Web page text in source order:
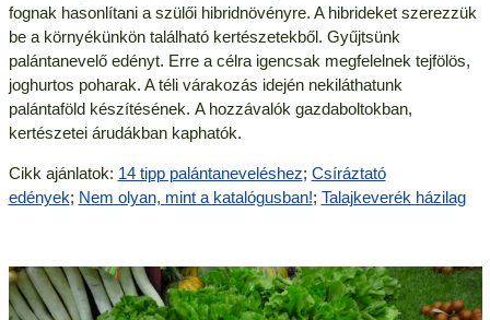
fognak hasonlítani a szülői hibridnövényre. A hibrideket szerezzük
be a környékünkön található kertészetekből. Gyűjtsünk
palántanevelő edényt. Erre a célra igencsak megfelelnek tejfölös,
joghurtos poharak. A téli várakozás idején nekiláthatunk
palántaföld készítésének. A hozzávalók gazdaboltokban,
kertészetei árudákban kaphatók.
Cikk ajánlatok: 14 tipp palántaneveléshez; Csíráztató
edények; Nem olyan, mint a katalógusban!; Talajkeverék házilag